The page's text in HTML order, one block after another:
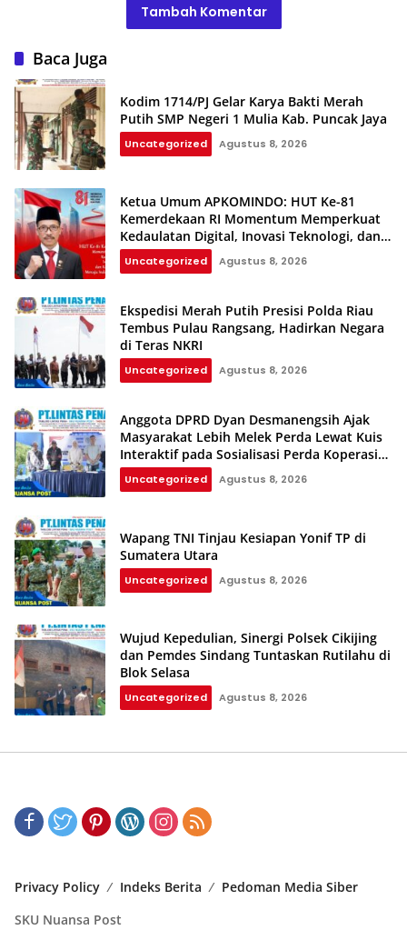
Tambah Komentar
Baca Juga
Kodim 1714/PJ Gelar Karya Bakti Merah
Putih SMP Negeri 1 Mulia Kab. Puncak Jaya
Uncategorized Agustus 8, 2026
Ketua Umum APKOMINDO: HUT Ke-81
Kemerdekaan RI Momentum Memperkuat
Kedaulatan Digital, Inovasi Teknologi, dan
Kepastian Hukum Menuju Indonesia Emas
2045
Uncategorized Agustus 8, 2026
Ekspedisi Merah Putih Presisi Polda Riau
Tembus Pulau Rangsang, Hadirkan Negara
di Teras NKRI
Uncategorized Agustus 8, 2026
Anggota DPRD Dyan Desmanengsih Ajak
Masyarakat Lebih Melek Perda Lewat Kuis
Interaktif pada Sosialisasi Perda Koperasi
dan UMKM
Uncategorized Agustus 8, 2026
Wapang TNI Tinjau Kesiapan Yonif TP di
Sumatera Utara
Uncategorized Agustus 8, 2026
Wujud Kepedulian, Sinergi Polsek Cikijing
dan Pemdes Sindang Tuntaskan Rutilahu di
Blok Selasa‎‎
Uncategorized Agustus 8, 2026
Privacy Policy Indeks Berita
Pedoman Media Siber
SKU Nuansa Post